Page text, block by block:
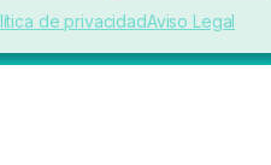
de privacidadAviso Legal